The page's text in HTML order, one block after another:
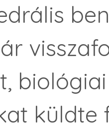
küldte